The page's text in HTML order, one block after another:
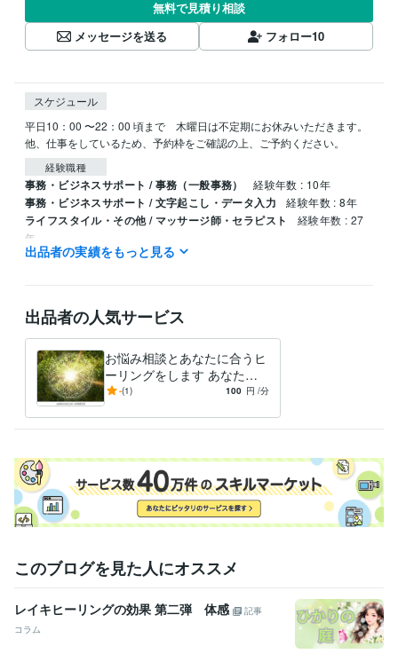
無料で見積り相談
メッセージを送る
フォロー10
スケジュール
平日10：00 〜22：00 頃まで　木曜日は不定期にお休みいただきます。
他、仕事をしているため、予約枠をご確認の上、ご予約ください。
経験職種
事務・ビジネスサポート / 事務（一般事務） 経験年数 : 10年
事務・ビジネスサポート / 文字起こし・データ入力 経験年数 : 8年
ライフスタイル・その他 / マッサージ師・セラピスト
経験年数 : 27
年
ライフスタイル・その他 / その他
出品者の実績をもっと見る
出品者の人気サービス
お悩み相談とあなたに合うヒ
ーリングをします あなたの
良さを引き出すお手伝いをし
-(1) 100 円 /分
このブログを見た人にオススメ
レイキヒーリングの効果 第二弾 体感
記事
コラム